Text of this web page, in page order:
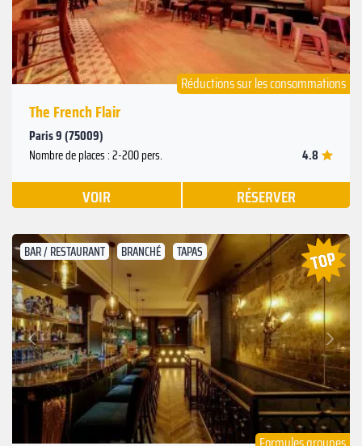
Réductions sur les consommations
The French Flair
Paris 9 (75009)
Nombre de places : 2-200 pers. 4.8
VOIR RÉSERVER
BAR / RESTAURANT BRANCHÉ TAPAS
Précédent
Suivant